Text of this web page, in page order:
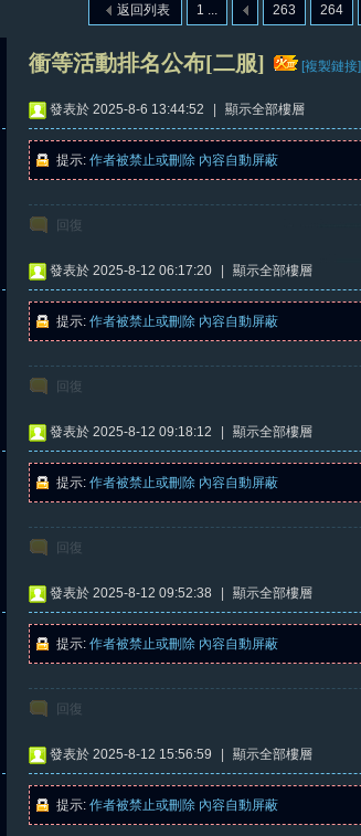
›
1 ... 263 264
返回列表
衝等活動排名公布[二服] [複製鏈接]
發表於 2025-8-6 13:44:52 顯示全部樓層
提示: 作者被禁止或刪除 內容自動屏蔽
回復
發表於 2025-8-12 06:17:20 顯示全部樓層
提示: 作者被禁止或刪除 內容自動屏蔽
回復
發表於 2025-8-12 09:18:12 顯示全部樓層
提示: 作者被禁止或刪除 內容自動屏蔽
回復
發表於 2025-8-12 09:52:38 顯示全部樓層
提示: 作者被禁止或刪除 內容自動屏蔽
回復
發表於 2025-8-12 15:56:59 顯示全部樓層
提示: 作者被禁止或刪除 內容自動屏蔽